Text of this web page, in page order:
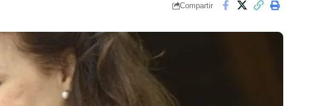
Compartir